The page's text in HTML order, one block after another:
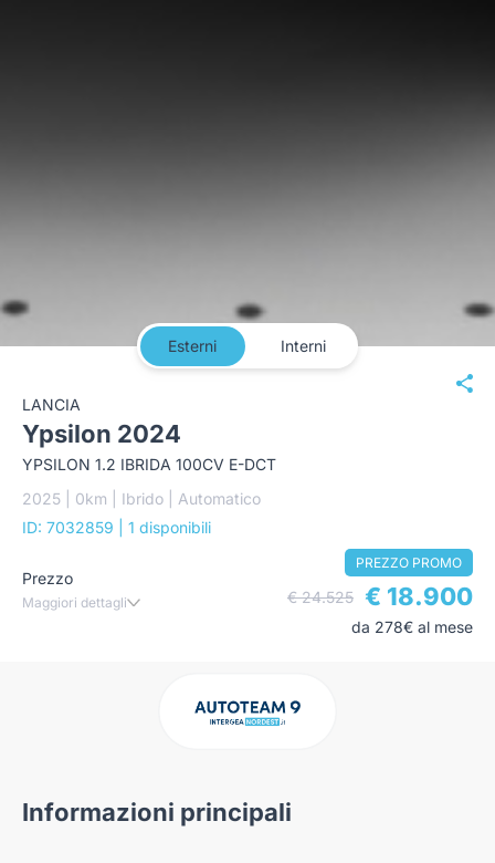
Esterni Interni
LANCIA
Ypsilon 2024
YPSILON 1.2 IBRIDA 100CV E-DCT
2025 | 0km | Ibrido | Automatico
ID: 7032859
| 1 disponibili
Prezzo
Maggiori dettagli
PREZZO PROMO
€ 24.525 € 18.900
da 278€ al mese
Informazioni principali